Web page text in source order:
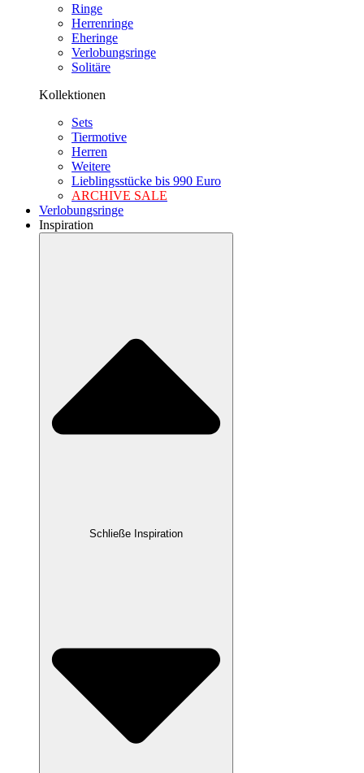
Ringe
Herrenringe
Eheringe
Verlobungsringe
Solitäre
Kollektionen
Sets
Tiermotive
Herren
Weitere
Lieblingsstücke bis 990 Euro
ARCHIVE SALE
Verlobungsringe
Inspiration
Schließe Inspiration